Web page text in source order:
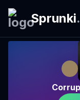
Sprunki.